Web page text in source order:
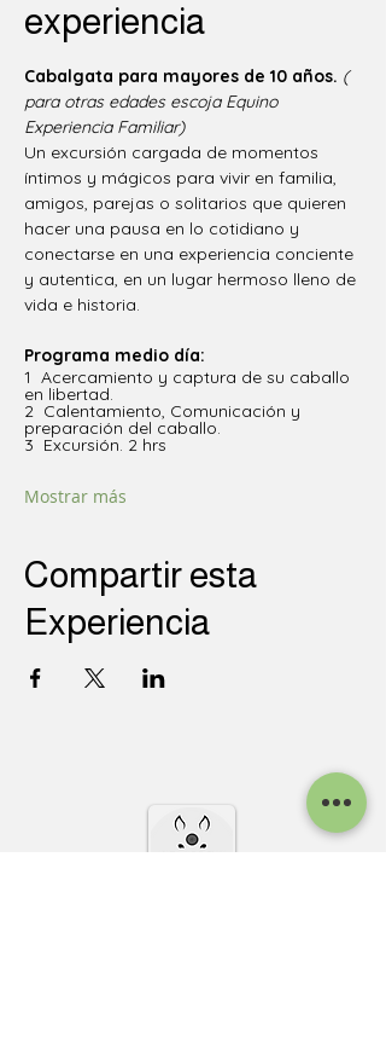
experiencia
Cabalgata para mayores de 10 años. (
para otras edades escoja Equino
Experiencia Familiar)
Un excursión cargada de momentos
íntimos y mágicos para vivir en familia,
amigos, parejas o solitarios que quieren
hacer una pausa en lo cotidiano y
conectarse en una experiencia conciente
y autentica, en un lugar hermoso lleno de
vida e historia.
Programa medio día:
1  Acercamiento y captura de su caballo
en libertad.
2  Calentamiento, Comunicación y
preparación del caballo.
3  Excursión. 2 hrs
Mostrar más
Compartir esta
Experiencia